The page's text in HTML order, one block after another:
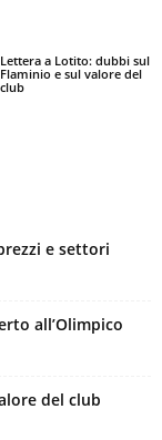
Lettera a Lotito: dubbi sul
Flaminio e sul valore del
club
e settori
all’Olimpico
del club